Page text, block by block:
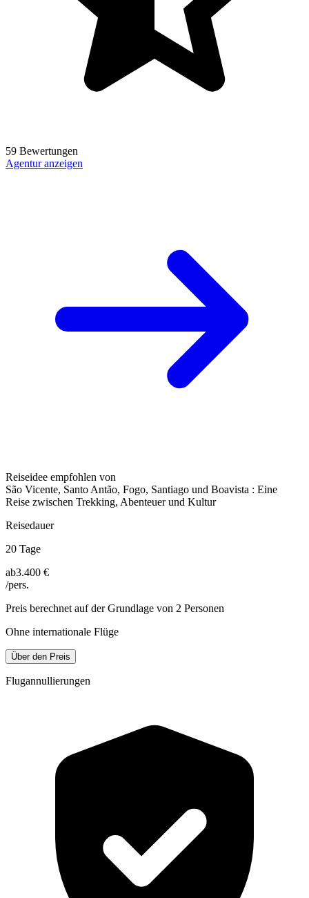
59 Bewertungen
Agentur anzeigen
Reiseidee empfohlen von
São Vicente, Santo Antão, Fogo, Santiago und Boavista : Eine
Reise zwischen Trekking, Abenteuer und Kultur
Reisedauer
20 Tage
ab3.400 €
/pers.
Preis berechnet auf der Grundlage von 2 Personen
Ohne internationale Flüge
Über den Preis
Flugannullierungen